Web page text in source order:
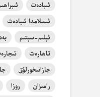
ئىبادەت
ئىسلامدا ئىبادەت
ئېلىم-سېتىم
تاھارەت
جازانىخورلۇق
رامىزان
روزا